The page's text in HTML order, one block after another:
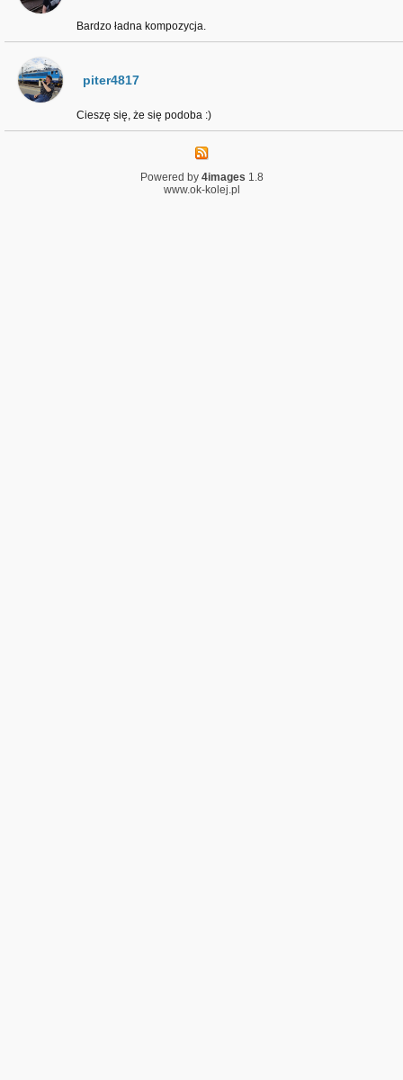
Bardzo ładna kompozycja.
piter4817
Cieszę się, że się podoba :)
Powered by 4images 1.8
www.ok-kolej.pl